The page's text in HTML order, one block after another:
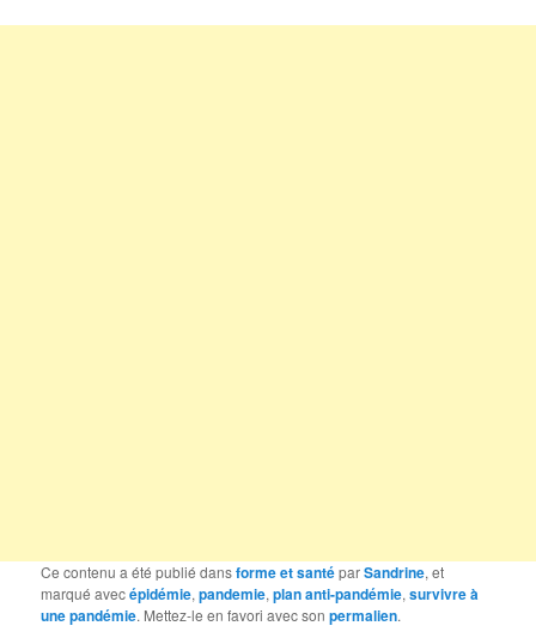
Ce contenu a été publié dansforme et santéparSandrine, et
marqué avecépidémie,pandemie,plan anti-pandémie,survivre à
une pandémie. Mettez-le en favori avec sonpermalien.